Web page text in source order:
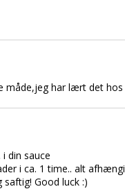
måde,jeg har lært det hos
din sauce
i ca. 1 time.. alt
saftig! Good luck :)